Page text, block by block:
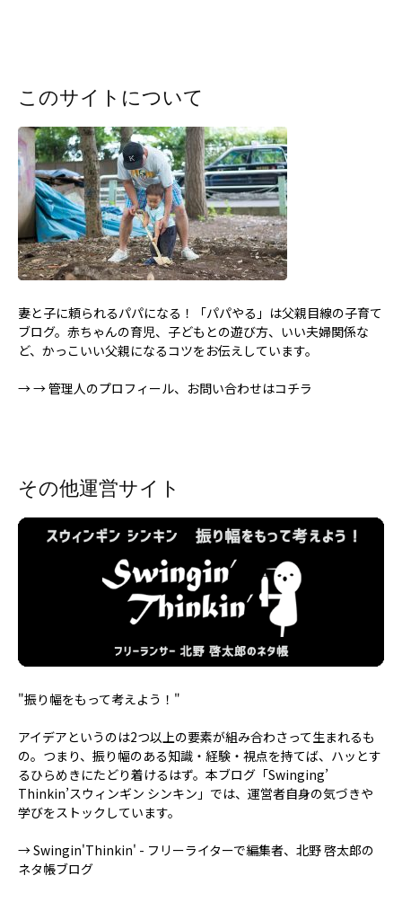
このサイトについて
妻と子に頼られるパパになる！「パパやる」は父親目線の子育て
ブログ。赤ちゃんの育児、子どもとの遊び方、いい夫婦関係な
ど、かっこいい父親になるコツをお伝えしています。
→→ 管理人のプロフィール、お問い合わせはコチラ
その他運営サイト
"振り幅をもって考えよう！"
アイデアというのは2つ以上の要素が組み合わさって生まれるも
の。つまり、振り幅のある知識・経験・視点を持てば、ハッとす
るひらめきにたどり着けるはず。本ブログ「Swinging’
Thinkin’スウィンギン シンキン」では、運営者自身の気づきや
学びをストックしています。
→Swingin'Thinkin' - フリーライターで編集者、北野 啓太郎の
ネタ帳ブログ